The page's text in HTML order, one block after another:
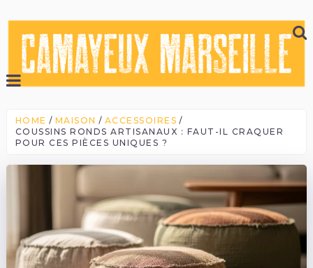
HOME MAISON
ACCESSOIRES
COUSSINS RONDS ARTISANAUX : FAUT-IL CRAQUER
POUR CES PIÈCES UNIQUES ?